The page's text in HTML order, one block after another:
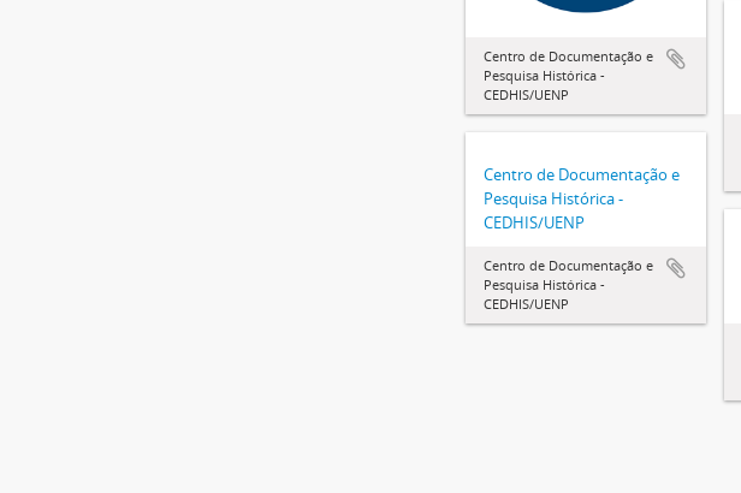
Centro de Documentação e
Pesquisa Histórica -
CEDHIS/UENP
Centro de Documentação e
Pesquisa Histórica -
CEDHIS/UENP
Centro de Documentação e
Pesquisa Histórica -
CEDHIS/UENP